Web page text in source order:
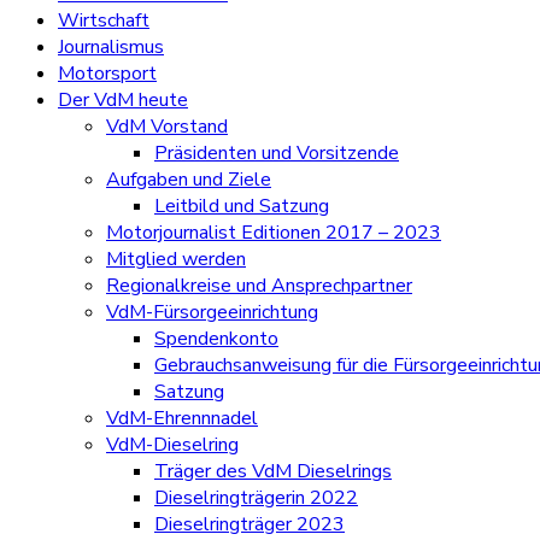
Wirtschaft
Journalismus
Motorsport
Der VdM heute
VdM Vorstand
Präsidenten und Vorsitzende
Aufgaben und Ziele
Leitbild und Satzung
Motorjournalist Editionen 2017 – 2023
Mitglied werden
Regionalkreise und Ansprechpartner
VdM-Fürsorgeeinrichtung
Spendenkonto
Gebrauchsanweisung für die
Satzung
VdM-Ehrennnadel
VdM-Dieselring
Träger des VdM Dieselrings
Dieselringträgerin 2022
Dieselringträger 2023